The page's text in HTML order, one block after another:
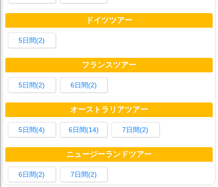
ドイツツアー
5日間(2)
フランスツアー
5日間(2) 6日間(2)
オーストラリアツアー
5日間(4) 6日間(14) 7日間(2)
ニュージーランドツアー
6日間(2) 7日間(2)